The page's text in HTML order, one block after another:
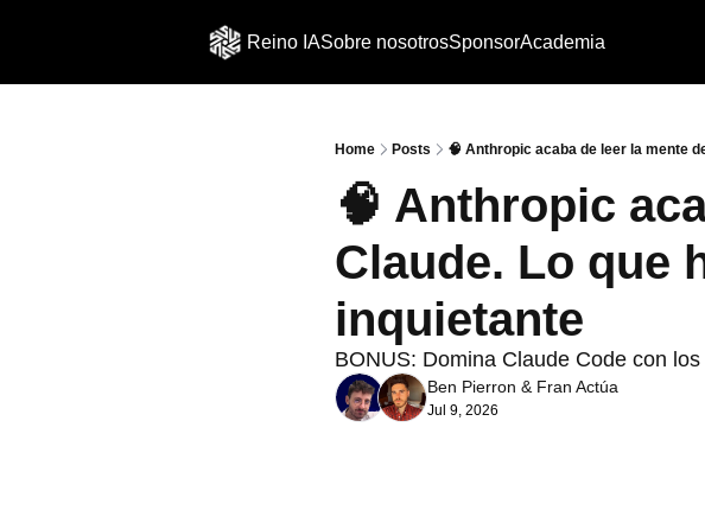
Reino IASobre nosotrosSponsorAcademia
Home Posts 🧠 Anthropic acaba de leer la mente
🧠 Anthropic
Claude. Lo que
inquietante
BONUS: Domina Claude Code con
Ben Pierron & Fran Actúa
Jul 9, 2026